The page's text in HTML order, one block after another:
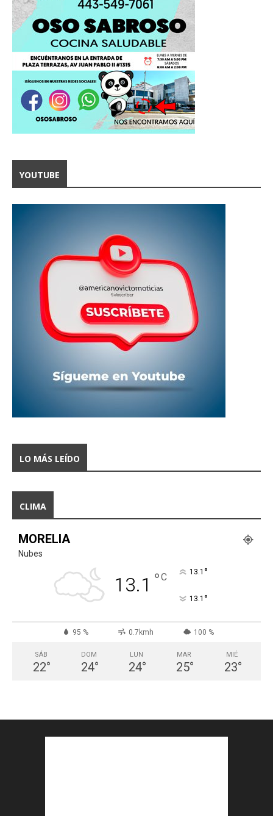
YOUTUBE
LO MÁS LEÍDO
CLIMA
MORELIA
Nubes
13.1 °C 13.1 °
13.1 °
95 % 0.7kmh 100 %
SÁB
22°
DOM
24°
LUN
24°
MAR
25°
MIÉ
23°